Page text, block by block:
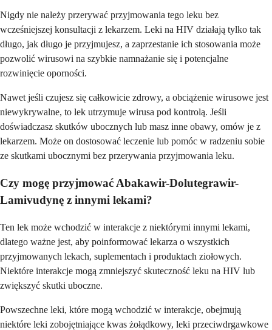
Nigdy nie należy przerywać przyjmowania tego leku bez
wcześniejszej konsultacji z lekarzem. Leki na HIV działają tylko tak
długo, jak długo je przyjmujesz, a zaprzestanie ich stosowania może
pozwolić wirusowi na szybkie namnażanie się i potencjalne
rozwinięcie oporności.
Nawet jeśli czujesz się całkowicie zdrowy, a obciążenie wirusowe jest
niewykrywalne, to lek utrzymuje wirusa pod kontrolą. Jeśli
doświadczasz skutków ubocznych lub masz inne obawy, omów je z
lekarzem. Może on dostosować leczenie lub pomóc w radzeniu sobie
ze skutkami ubocznymi bez przerywania przyjmowania leku.
Czy mogę przyjmować Abakawir-Dolutegrawir-
Lamivudynę z innymi lekami?
Ten lek może wchodzić w interakcje z niektórymi innymi lekami,
dlatego ważne jest, aby poinformować lekarza o wszystkich
przyjmowanych lekach, suplementach i produktach ziołowych.
Niektóre interakcje mogą zmniejszyć skuteczność leku na HIV lub
zwiększyć skutki uboczne.
Powszechne leki, które mogą wchodzić w interakcje, obejmują
niektóre leki zobojętniające kwas żołądkowy, leki przeciwdrgawkowe